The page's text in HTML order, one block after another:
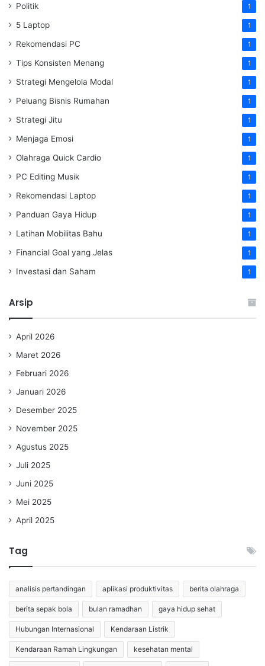
Politik 1
5 Laptop 1
Rekomendasi PC 1
Tips Konsisten Menang 1
Strategi Mengelola Modal 1
Peluang Bisnis Rumahan 1
Strategi Jitu 1
Menjaga Emosi 1
Olahraga Quick Cardio 1
PC Editing Musik 1
Rekomendasi Laptop 1
Panduan Gaya Hidup 1
Latihan Mobilitas Bahu 1
Financial Goal yang Jelas 1
Investasi dan Saham 1
Arsip
April 2026
Maret 2026
Februari 2026
Januari 2026
Desember 2025
November 2025
Agustus 2025
Juli 2025
Juni 2025
Mei 2025
April 2025
Tag
analisis pertandingan aplikasi produktivitas berita olahraga
berita sepak bola bulan ramadhan gaya hidup sehat
Hubungan Internasional Kendaraan Listrik
Kendaraan Ramah Lingkungan kesehatan mental